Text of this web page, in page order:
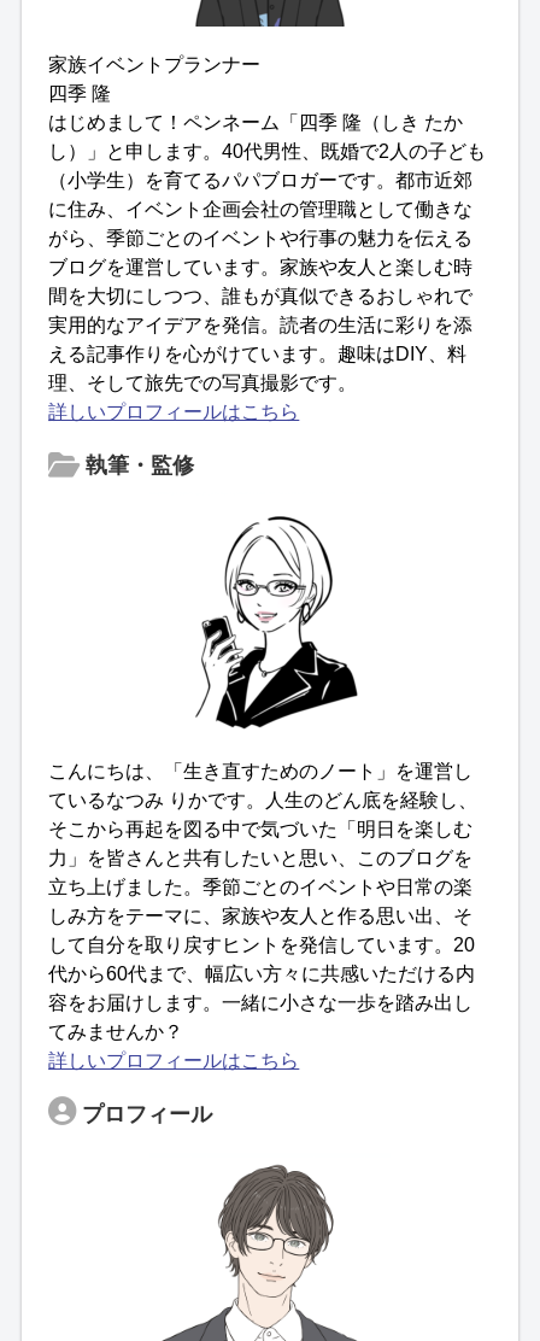
家族イベントプランナー
四季 隆
はじめまして！ペンネーム「四季 隆（しき たか
し）」と申します。40代男性、既婚で2人の子ども
（小学生）を育てるパパブロガーです。都市近郊
に住み、イベント企画会社の管理職として働きな
がら、季節ごとのイベントや行事の魅力を伝える
ブログを運営しています。家族や友人と楽しむ時
間を大切にしつつ、誰もが真似できるおしゃれで
実用的なアイデアを発信。読者の生活に彩りを添
える記事作りを心がけています。趣味はDIY、料
理、そして旅先での写真撮影です。
詳しいプロフィールはこちら
執筆・監修
こんにちは、「生き直すためのノート」を運営し
ているなつみ りかです。人生のどん底を経験し、
そこから再起を図る中で気づいた「明日を楽しむ
力」を皆さんと共有したいと思い、このブログを
立ち上げました。季節ごとのイベントや日常の楽
しみ方をテーマに、家族や友人と作る思い出、そ
して自分を取り戻すヒントを発信しています。20
代から60代まで、幅広い方々に共感いただける内
容をお届けします。一緒に小さな一歩を踏み出し
てみませんか？
詳しいプロフィールはこちら
プロフィール